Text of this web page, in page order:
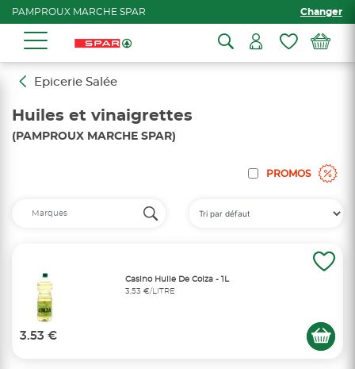
PAMPROUX MARCHE SPAR Changer
Epicerie Salée
Huiles et vinaigrettes
(PAMPROUX MARCHE SPAR)
PROMOS
Casino Huile De Colza - 1L
3,53 €/LITRE
3.53 €